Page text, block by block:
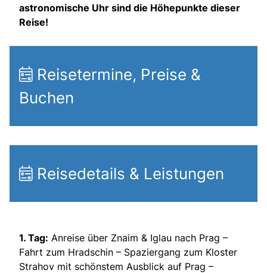
astronomische Uhr sind die Höhepunkte dieser
Reise!
Reisetermine, Preise &
Buchen
Reisedetails & Leistungen
1. Tag: Anreise über Znaim & Iglau nach Prag –
Fahrt zum Hradschin – Spaziergang zum Kloster
Strahov mit schönstem Ausblick auf Prag –